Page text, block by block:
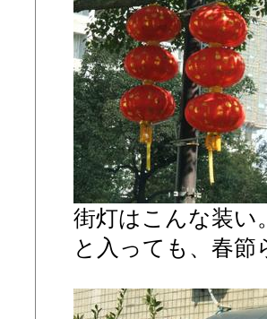
街灯はこんな装い。
と入っても、春